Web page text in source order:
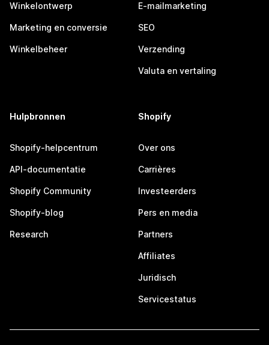
Winkelontwerp
Marketing en conversie
Winkelbeheer
E-mailmarketing
SEO
Verzending
Valuta en vertaling
Hulpbronnen
Shopify-helpcentrum
API-documentatie
Shopify Community
Shopify-blog
Research
Shopify
Over ons
Carrières
Investeerders
Pers en media
Partners
Affiliates
Juridisch
Servicestatus